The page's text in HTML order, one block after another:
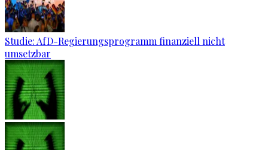
Studie: AfD-Regierungsprogramm finanziell nicht
umsetzbar